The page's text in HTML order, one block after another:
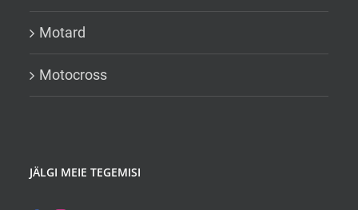
Motard
Motocross
JÄLGI MEIE TEGEMISI